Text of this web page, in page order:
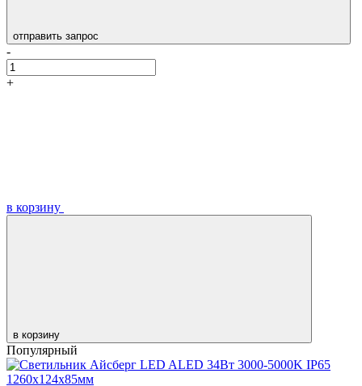
отправить запрос
-
+
в корзину
в корзину
Популярный